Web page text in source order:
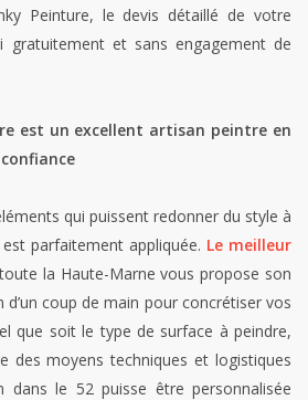
Peinture, le devis détaillé de votre
et sans engagement de
est un excellent artisan peintre en
qui puissent redonner du style à
parfaitement appliquée. Le meilleur
la Haute-Marne vous propose son
d’un coup de main pour concrétiser vos
que soit le type de surface à peindre,
des moyens techniques et logistiques
dans le 52 puisse être personnalisée